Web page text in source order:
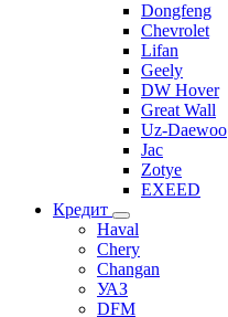
Dongfeng
Chevrolet
Lifan
Geely
DW Hover
Great Wall
Uz-Daewoo
Jac
Zotye
EXEED
Кредит
Haval
Chery
Changan
УАЗ
DFM